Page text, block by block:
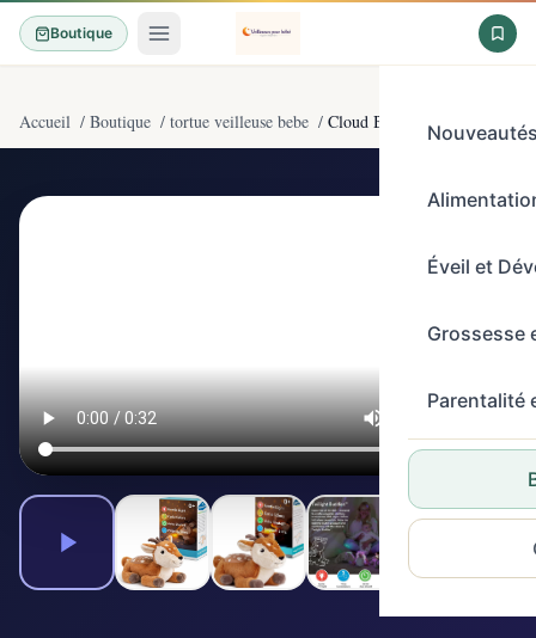
Boutique
Éveil et
Grossesse
Parentalité
Accueil / Boutique / tortue veilleuse bebe / Cloud B Calming Nightlight